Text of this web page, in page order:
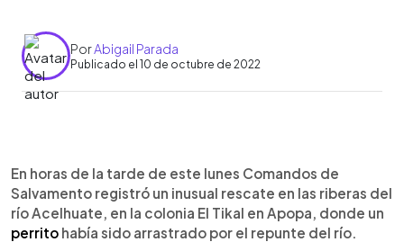
PorAbigail Parada
Publicado el 10 de octubre de 2022
Escuchar artículo
En horas de la tarde de este lunes Comandos de
Salvamento registró un inusual rescate en las riberas del
río Acelhuate, en la colonia El Tikal en Apopa, donde un
perrito había sido arrastrado por el repunte del río.